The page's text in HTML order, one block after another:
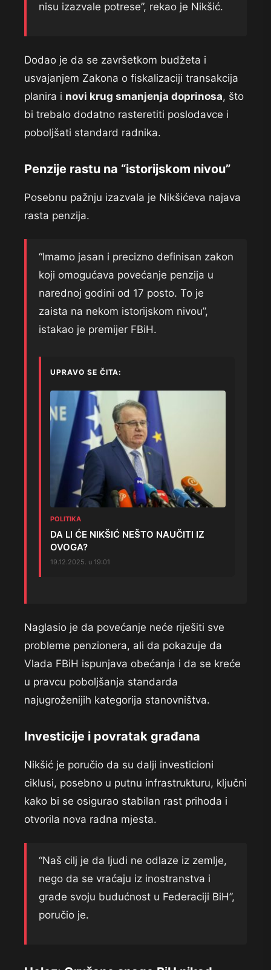
nisu izazvale potrese”, rekao je Nikšić.
Dodao je da se završetkom budžeta i
usvajanjem Zakona o fiskalizaciji transakcija
planira i novi krug smanjenja doprinosa, što
bi trebalo dodatno rasteretiti poslodavce i
poboljšati standard radnika.
Penzije rastu na “istorijskom nivou”
Posebnu pažnju izazvala je Nikšićeva najava
rasta penzija.
“Imamo jasan i precizno definisan zakon
koji omogućava povećanje penzija u
narednoj godini od 17 posto. To je
zaista na nekom istorijskom nivou”,
istakao je premijer FBiH.
UPRAVO SE ČITA:
POLITIKA
DA LI ĆE NIKŠIĆ NEŠTO NAUČITI IZ
OVOGA?
19.12.2025. u 19:01
Naglasio je da povećanje neće riješiti sve
probleme penzionera, ali da pokazuje da
Vlada FBiH ispunjava obećanja i da se kreće
u pravcu poboljšanja standarda
najugroženijih kategorija stanovništva.
Investicije i povratak građana
Nikšić je poručio da su dalji investicioni
ciklusi, posebno u putnu infrastrukturu, ključni
kako bi se osigurao stabilan rast prihoda i
otvorila nova radna mjesta.
“Naš cilj je da ljudi ne odlaze iz zemlje,
nego da se vraćaju iz inostranstva i
grade svoju budućnost u Federaciji BiH”,
poručio je.